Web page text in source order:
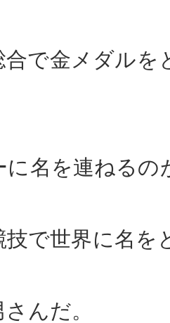
合で金メダルを
名を連ねるの
技で世界に名を
んだ。